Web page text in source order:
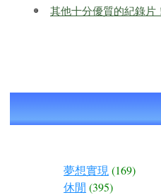
其他十分優質的紀錄片
夢想實現 (169)
休閒 (395)